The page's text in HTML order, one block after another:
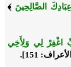
الصَّالِحِينَ ﴾
اغْفِرْ لِي وَلِأَخِي
151].